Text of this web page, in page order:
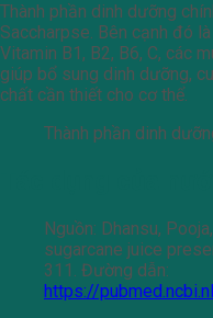
Thành phần dinh dưỡng
Saccharpse. Bên cạnh đó
Vitamin B1, B2, B6, C, các
giúp bổ sung dinh dưỡng,
chất cần thiết cho cơ thể.
Thành phần dinh
Nguồn: Dhansu,
sugarcane juice
311. Đường dẫn:
https://